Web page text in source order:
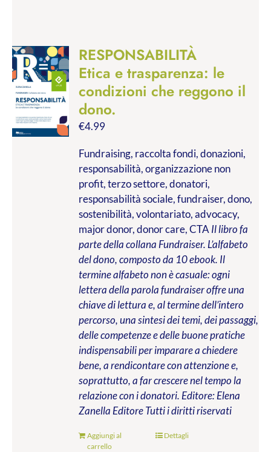
RESPONSABILITÀ
Etica e trasparenza: le
condizioni che reggono il
dono.
€4.99
Fundraising, raccolta fondi, donazioni,
responsabilità, organizzazione non
profit, terzo settore, donatori,
responsabilità sociale, fundraiser, dono,
sostenibilità, volontariato, advocacy,
major donor, donor care, CTA Il libro fa
parte della collana Fundraiser. L’alfabeto
del dono, composto da 10 ebook. Il
termine alfabeto non è casuale: ogni
lettera della parola fundraiser offre una
chiave di lettura e, al termine dell’intero
percorso, una sintesi dei temi, dei passaggi,
delle competenze e delle buone pratiche
indispensabili per imparare a chiedere
bene, a rendicontare con attenzione e,
soprattutto, a far crescere nel tempo la
relazione con i donatori. Editore: Elena
Zanella EditoreTutti i diritti riservati
Aggiungi al
carrello
Dettagli